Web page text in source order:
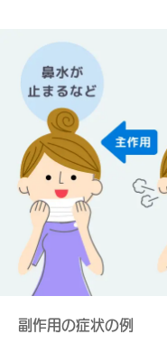
副作用の症状の例